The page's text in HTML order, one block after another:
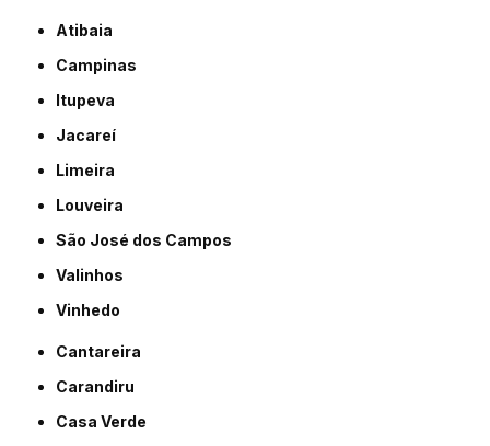
Atibaia
Campinas
Itupeva
Jacareí
Limeira
Louveira
São José dos Campos
Valinhos
Vinhedo
Cantareira
Carandiru
Casa Verde